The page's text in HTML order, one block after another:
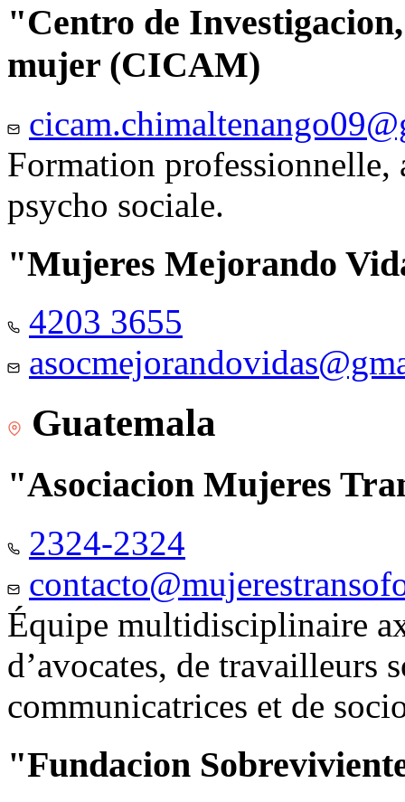
"Centro de
mujer (CICAM)
Formation professionnelle,
psycho sociale.
"Mujeres Mejorando
4203 3655
Guatemala
"Asociacion Mujeres
2324-2324
Équipe multidisciplinaire
d’avocates, de travailleurs
communicatrices et de
"Fundacion